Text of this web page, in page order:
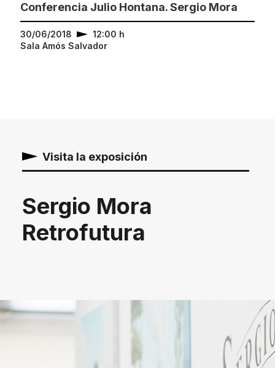
Conferencia Julio Hontana. Sergio Mora
30/06/2018
12:00 h
Sala Amós Salvador
Visita la exposición
Sergio Mora
Retrofutura